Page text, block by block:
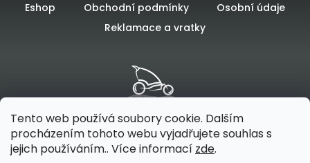
Tento web používá soubory cookie. Dalším
procházením tohoto webu vyjadřujete souhlas s
jejich používáním.. Více informací zde.
Eshop Obchodní podmínky
Osobní údaje
Reklamace a vratky